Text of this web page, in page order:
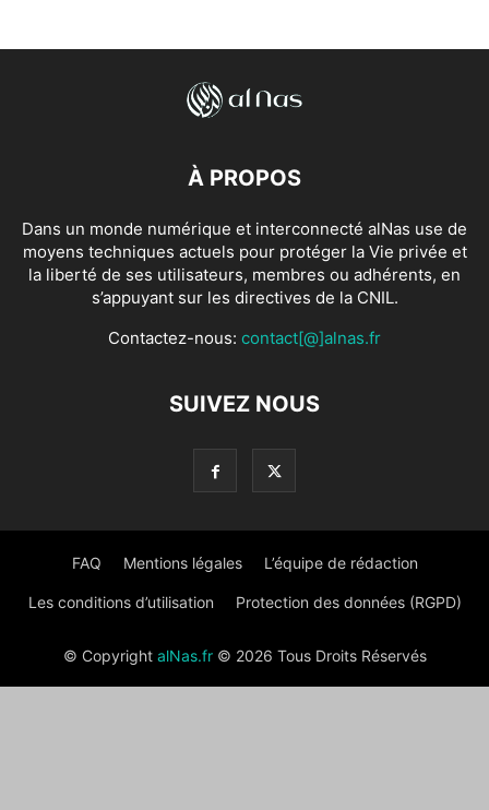
À PROPOS
Dans un monde numérique et interconnecté alNas use de
moyens techniques actuels pour protéger la Vie privée et
la liberté de ses utilisateurs, membres ou adhérents, en
s’appuyant sur les directives de la CNIL.
Contactez-nous: contact[@]alnas.fr
SUIVEZ NOUS
FAQ Mentions légales L’équipe de rédaction
Les conditions d’utilisation Protection des données (RGPD)
© Copyright alNas.fr© 2026 Tous Droits Réservés